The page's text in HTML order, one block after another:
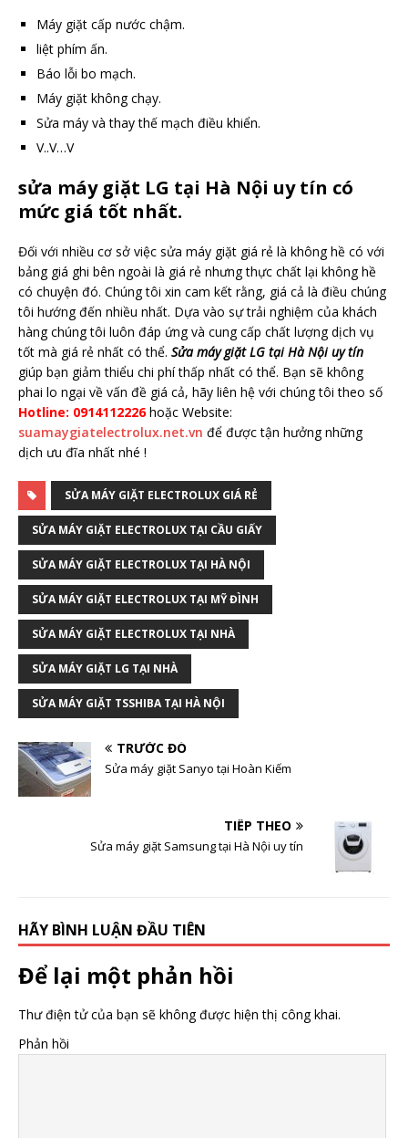
Máy giặt cấp nước chậm.
liệt phím ấn.
Báo lỗi bo mạch.
Máy giặt không chạy.
Sửa máy và thay thế mạch điều khiển.
V..V…V
sửa máy giặt LG tại Hà Nội uy tín có
mức giá tốt nhất.
Đối với nhiều cơ sở việc sửa máy giặt giá rẻ là không hề có với
bảng giá ghi bên ngoài là giá rẻ nhưng thực chất lại không hề
có chuyện đó. Chúng tôi xin cam kết rằng, giá cả là điều chúng
tôi hướng đến nhiều nhất. Dựa vào sự trải nghiệm của khách
hàng chúng tôi luôn đáp ứng và cung cấp chất lượng dịch vụ
tốt mà giá rẻ nhất có thể. Sửa máy giặt LG tại Hà Nội uy tín
giúp bạn giảm thiểu chi phí thấp nhất có thể. Bạn sẽ không
phai lo ngại về vấn đề giá cả, hãy liên hệ với chúng tôi theo số
Hotline: 0914112226hoặc Website:
suamaygiatelectrolux.net.vn để được tận hưởng những
dịch ưu đĩa nhất nhé !
SỬA MÁY GIẶT ELECTROLUX GIÁ RẺ
SỬA MÁY GIẶT ELECTROLUX TẠI CẦU GIẤY
SỬA MÁY GIẶT ELECTROLUX TẠI HÀ NỘI
SỬA MÁY GIẶT ELECTROLUX TẠI MỸ ĐÌNH
SỬA MÁY GIẶT ELECTROLUX TẠI NHÀ
SỬA MÁY GIẶT LG TẠI NHÀ
SỬA MÁY GIẶT TSSHIBA TẠI HÀ NỘI
TRƯỚC ĐÓ
Sửa máy giặt Sanyo tại Hoàn Kiếm
TIẾP THEO
Sửa máy giặt Samsung tại Hà Nội uy tín
HÃY BÌNH LUẬN ĐẦU TIÊN
Để lại một phản hồi
Thư điện tử của bạn sẽ không được hiện thị công khai.
Phản hồi